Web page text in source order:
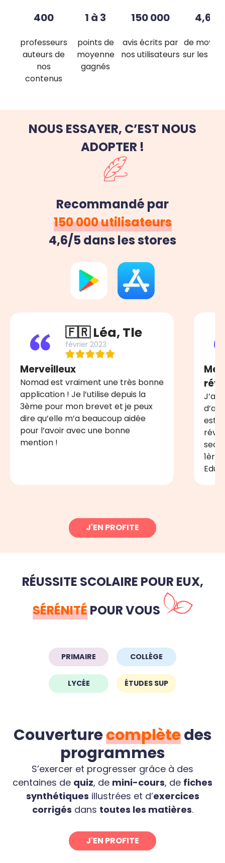
400
professeurs
auteurs de
nos
contenus
1 à 3
points de
moyenne
gagnés
150 000
avis écrits par
nos utilisateurs
4,6/5
de
sur les
NOUS ESSAYER, C’EST NOUS
ADOPTER !
Recommandé par
150 000 utilisateurs
4,6/5 dans les stores
🇫🇷 Léa, Tle
février 2023
Merveilleux
Nomad est vraiment une très bonne
application ! Je l’utilise depuis la
3ème pour mon brevet et je peux
dire qu’elle m’a beaucoup aidée
pour l’avoir avec une bonne
mention !
J’ai
est
1ère
J'EN PROFITE
RÉUSSITE SCOLAIRE POUR EUX,
SÉRÉNITÉPOUR VOUS
PRIMAIRE COLLÈGE
LYCÉE ÉTUDES SUP
Couverturecomplètedes
programmes
S’exercer et progresser grâce à des
centaines de quiz, de mini-cours, de fiches
synthétiques illustrées et d’exercices
corrigés dans toutes les matières.
J'EN PROFITE